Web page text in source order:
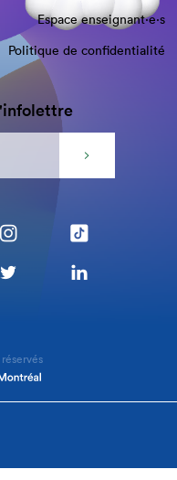
Espace enseignant·e⋅s
Politique de confidentialité